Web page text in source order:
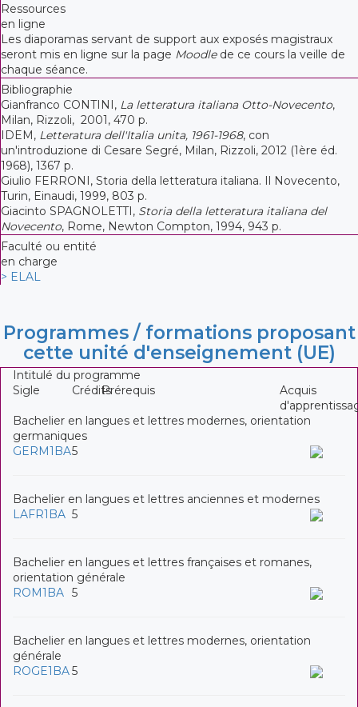
Ressources
en ligne
Les diaporamas servant de support aux exposés magistraux
seront mis en ligne sur la page Moodle de ce cours la veille de
chaque séance.
Bibliographie
Gianfranco CONTINI, La letteratura italiana Otto-Novecento,
Milan, Rizzoli, 2001, 470 p.
IDEM, Letteratura dell'Italia unita, 1961-1968, con
un'introduzione di Cesare Segré, Milan, Rizzoli, 2012 (1ère éd.
1968), 1367 p.
Giulio FERRONI, Storia della letteratura italiana. Il Novecento,
Turin, Einaudi, 1999, 803 p.
Giacinto SPAGNOLETTI, Storia della letteratura italiana del
Novecento, Rome, Newton Compton, 1994, 943 p.
Faculté ou entité
en charge
> ELAL
Programmes / formations proposant
cette unité d'enseignement (UE)
Intitulé du programme
Sigle
CréditsPrérequis
Acquis
Bachelier en langues et lettres modernes, orientation
germaniques
GERM1BA5
Bachelier en langues et lettres anciennes et modernes
LAFR1BA 5
Bachelier en langues et lettres françaises et romanes,
orientation générale
ROM1BA 5
Bachelier en langues et lettres modernes, orientation
générale
ROGE1BA5